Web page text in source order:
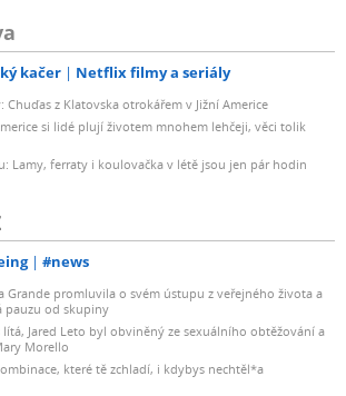
kačer Netflix filmy a seriály
Chuďas z Klatovska otrokářem v Jižní Americe
si lidé plují životem mnohem lehčeji, věci tolik
Lamy, ferraty i koulovačka v létě jsou jen pár hodin
#news
Grande promluvila o svém ústupu z veřejného života a
pauzu od skupiny
lítá, Jared Leto byl obviněný ze sexuálního obtěžování a
Morello
které tě zchladí, i kdybys nechtěl*a